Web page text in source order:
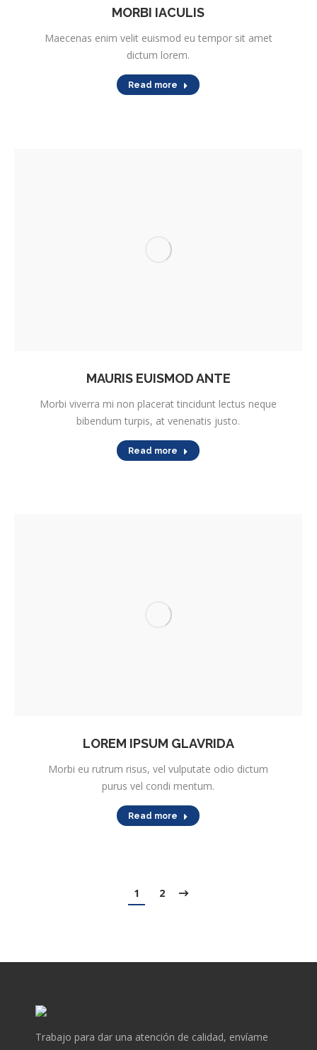
MORBI IACULIS
Maecenas enim velit euismod eu tempor sit amet
dictum lorem.
Read more
MAURIS EUISMOD ANTE
Morbi viverra mi non placerat tincidunt lectus neque
bibendum turpis, at venenatis justo.
Read more
LOREM IPSUM GLAVRIDA
Morbi eu rutrum risus, vel vulputate odio dictum
purus vel condi mentum.
Read more
1 2
Trabajo para dar una atención de calidad, envíame